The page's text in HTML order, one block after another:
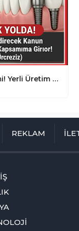
MHP'den İmplant Devrimi! Yerli Üretim ve 4 İmplant Şartıyla Tedaviler Devletten
REKLAM